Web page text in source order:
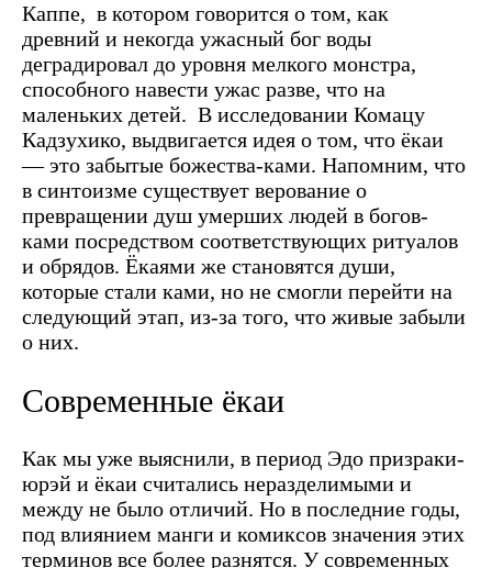
Каппе, в котором говорится о том, как
древний и некогда ужасный бог воды
деградировал до уровня мелкого монстра,
способного навести ужас разве, что на
маленьких детей. В исследовании Комацу
Кадзухико, выдвигается идея о том, что ёкаи
— это забытые божества-ками. Напомним, что
в синтоизме существует верование о
превращении душ умерших людей в богов-
ками посредством соответствующих ритуалов
и обрядов. Ёкаями же становятся души,
которые стали ками, но не смогли перейти на
следующий этап, из-за того, что живые забыли
о них.
Современные ёкаи
Как мы уже выяснили, в период Эдо призраки-
юрэй и ёкаи считались неразделимыми и
между не было отличий. Но в последние годы,
под влиянием манги и комиксов значения этих
терминов все более разнятся. У современных